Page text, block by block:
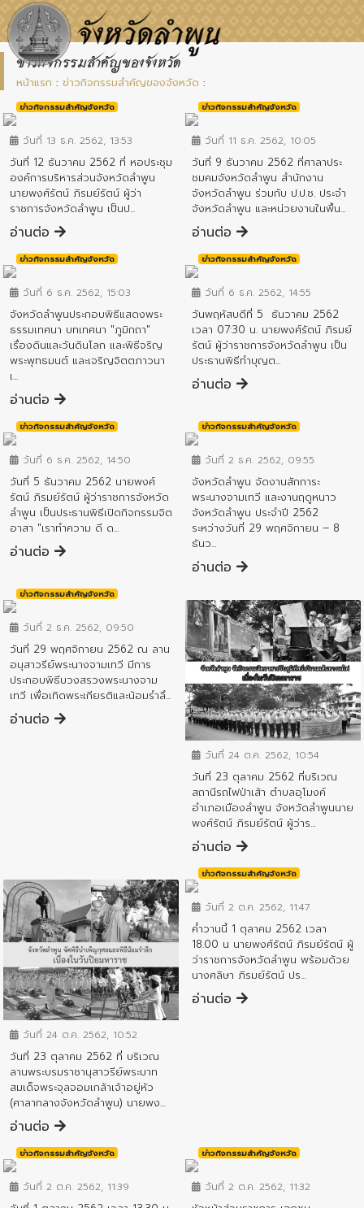
ข่าวกิจกรรมสำคัญของจังหวัด
หน้าแรก : ข่าวกิจกรรมสำคัญของจังหวัด :
ข่าวกิจกรรมสำคัญจังหวัด
วันที่ 13 ธ.ค. 2562, 13:53
วันที่ 12 ธันวาคม 2562 ที่ หอประชุม
องค์การบริหารส่วนจังหวัดลำพูน
นายพงศ์รัตน์ ภิรมย์รัตน์ ผู้ว่า
ราชการจังหวัดลำพูน เป็นป...
อ่านต่อ
ข่าวกิจกรรมสำคัญจังหวัด
วันที่ 11 ธ.ค. 2562, 10:05
วันที่ 9 ธันวาคม 2562 ที่ศาลาประ
ชมคมจังหวัดลำพูน สำนักงาน
จังหวัดลำพูน ร่วมกับ ป.ป.ช. ประจำ
จังหวัดลำพูน และหน่วยงานในพื้น...
อ่านต่อ
ข่าวกิจกรรมสำคัญจังหวัด
วันที่ 6 ธ.ค. 2562, 15:03
จังหวัดลำพูนประกอบพิธีแสดงพระ
ธรรมเทศนา บทเทศนา "ภูมิกถา"
เรื่องดินและวันดินโลก และพิธีจริญ
พระพุทธมนต์ และเจริญจิตตภาวนา
เ...
อ่านต่อ
ข่าวกิจกรรมสำคัญจังหวัด
วันที่ 6 ธ.ค. 2562, 14:55
วันพฤหัสบดีที่ 5 ธันวาคม 2562
เวลา 07:30 น. นายพงศ์รัตน์ ภิรมย์
รัตน์ ผู้ว่าราชการจังหวัดลำพูน เป็น
ประธานพิธีทำบุญต...
อ่านต่อ
ข่าวกิจกรรมสำคัญจังหวัด
วันที่ 6 ธ.ค. 2562, 14:50
วันที่ 5 ธันวาคม 2562 นายพงศ์
รัตน์ ภิรมย์รัตน์ ผู้ว่าราชการจังหวัด
ลำพูน เป็นประธานพิธีเปิดกิจกรรมจิต
อาสา "เราทำความ ดี ด...
อ่านต่อ
ข่าวกิจกรรมสำคัญจังหวัด
วันที่ 2 ธ.ค. 2562, 09:55
จังหวัดลำพูน จัดงานสักการะ
พระนางจามเทวี และงานฤดูหนาว
จังหวัดลำพูน ประจำปี 2562
ระหว่างวันที่ 29 พฤศจิกายน – 8
ธันว...
อ่านต่อ
ข่าวกิจกรรมสำคัญจังหวัด
วันที่ 2 ธ.ค. 2562, 09:50
วันที่ 29 พฤศจิกายน 2562 ณ ลาน
อนุสาวรีย์พระนางจามเทวี มีการ
ประกอบพิธีบวงสรวงพระนางจาม
เทวี เพื่อเทิดพระเกียรติและน้อมรำลึ...
อ่านต่อ ข่าวกิจกรรมสำคัญจังหวัด
วันที่ 24 ต.ค. 2562, 10:54
วันที่ 23 ตุลาคม 2562 ที่บริเวณ
สถานีรถไฟป่าเส้า ตำบลอุโมงค์
อำเภอเมืองลำพูน จังหวัดลำพูนนาย
พงศ์รัตน์ ภิรมย์รัตน์ ผู้ว่าร...
อ่านต่อ
ข่าวกิจกรรมสำคัญจังหวัด
วันที่ 24 ต.ค. 2562, 10:52
วันที่ 23 ตุลาคม 2562 ที่ บริเวณ
ลานพระบรมราชานุสาวรีย์พระบาท
สมเด็จพระจุลจอมเกล้าเจ้าอยู่หัว
(ศาลากลางจังหวัดลำพูน) นายพง...
อ่านต่อ
ข่าวกิจกรรมสำคัญจังหวัด
วันที่ 2 ต.ค. 2562, 11:47
ค่ำวานนี้ 1 ตุลาคม 2562 เวลา
18.00 น นายพงศ์รัตน์ ภิรมย์รัตน์ ผู้
ว่าราชการจังหวัดลำพูน พร้อมด้วย
นางศลิษา ภิรมย์รัตน์ ปร...
อ่านต่อ
ข่าวกิจกรรมสำคัญจังหวัด
วันที่ 2 ต.ค. 2562, 11:39
ข่าวกิจกรรมสำคัญจังหวัด
วันที่ 2 ต.ค. 2562, 11:32